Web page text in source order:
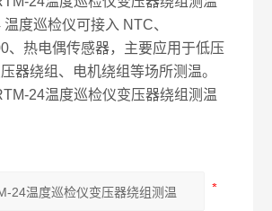
巡检仪可接入 NTC、
、热电偶传感器，主要应用于低压
器绕组、电机绕组等场所测温。